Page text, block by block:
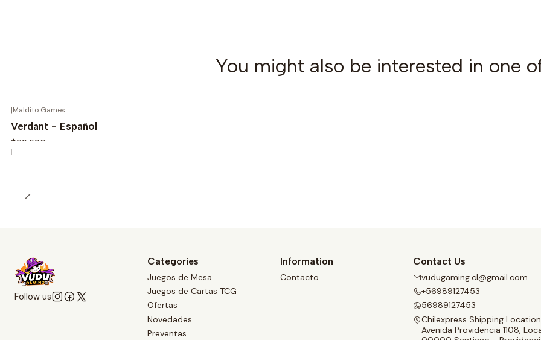
You might also be interested in one
|Maldito Games
Verdant - Español
$39.990
Follow us
Categories
Juegos de Mesa
Juegos de Cartas TCG
Ofertas
Novedades
Preventas
Information
Contacto
Contact Us
vudugaming.cl@gmail.com
+56989127453
56989127453
Chilexpress Shipping Location
Avenida Providencia 1108,